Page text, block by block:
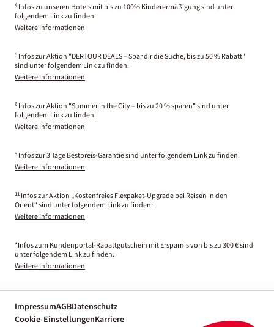
4 Infos zu unseren Hotels mit bis zu 100% Kinderermäßigung sind unter
folgendem Link zu finden.
Weitere Informationen
5 Infos zur Aktion "DERTOUR DEALS – Spar dir die Suche, bis zu 50 % Rabatt"
sind unter folgendem Link zu finden.
Weitere Informationen
6 Infos zur Aktion "Summer in the City – bis zu 20 % sparen" sind unter
folgendem Link zu finden.
Weitere Informationen
9 Infos zur 3 Tage Bestpreis-Garantie sind unter folgendem Link zu finden.
Weitere Informationen
11 Infos zur Aktion „Kostenfreies Flexpaket-Upgrade bei Reisen in den
Orient“ sind unter folgendem Link zu finden:
Weitere Informationen
*Infos zum Kundenportal-Rabattgutschein mit Ersparnis von bis zu 300 € sind
unter folgendem Link zu finden:
Weitere Informationen
ImpressumAGBDatenschutz
Cookie-EinstellungenKarriere